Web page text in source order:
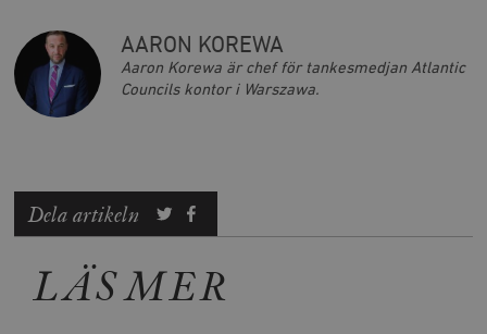
AARON KOREWA
Aaron Korewa är chef för tankesmedjan Atlantic
Councils kontor i Warszawa.
Dela artikeln
LÄS MER
_hjFirstSeen